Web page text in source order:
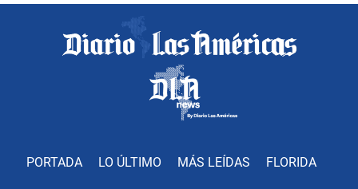
PORTADA LO ÚLTIMO MÁS LEÍDAS FLORIDA